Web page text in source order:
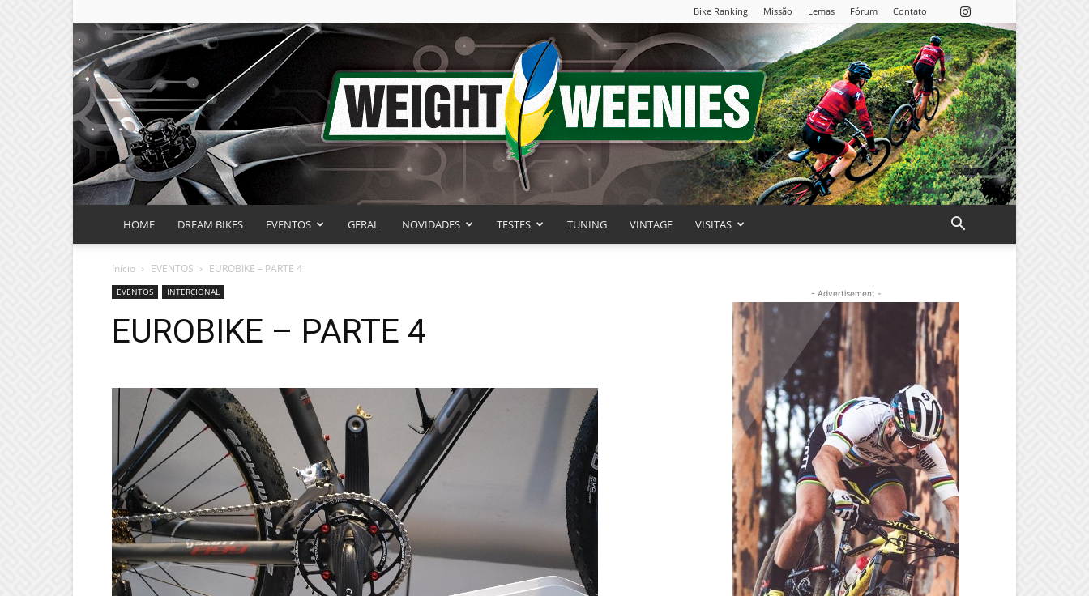
Bike Ranking Missão Lemas Fórum Contato
Portal
HOME DREAM BIKES EVENTOS GERAL NOVIDADES TESTES TUNING VINTAGE VISITAS
Início EVENTOS EUROBIKE – PARTE 4
EVENTOS INTERCIONAL
EUROBIKE – PARTE 4
- Advertisement -